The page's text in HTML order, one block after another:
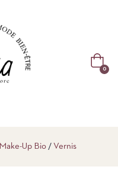
0
Make-Up Bio Vernis